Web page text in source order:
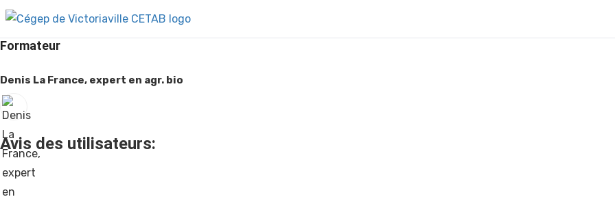
Formateur
Denis La France, expert en agr. bio
Avis des utilisateurs: